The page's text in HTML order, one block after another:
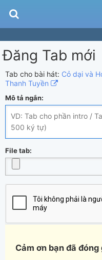
Bài hát
Playlist
Tìm theo hợp âm
Yêu cầu hợp âm
Tắt quảng cáo
Đăng Tab mới
Tab cho bài hát: Cỏ dại và
Thanh Tuyền
Mô tả ngắn:
File tab:
Cảm ơn bạn đã đóng